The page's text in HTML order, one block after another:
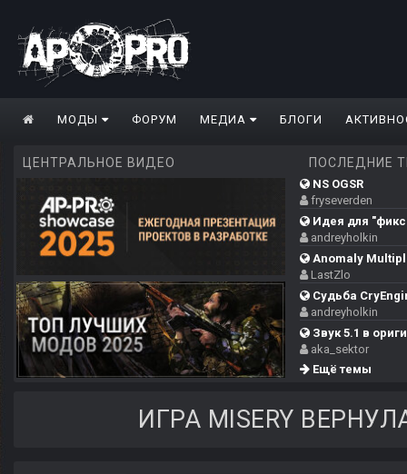
МОДЫ ФОРУМ МЕДИА БЛОГИ
ЦЕНТРАЛЬНОЕ ВИДЕО ПОСЛЕДНИЕ
NS OGSR
fryseverden
Идея для
andreyholkin
Anomaly
LastZlo
Судьба
andreyholkin
Звук 5.1 в
aka_sektor
Ещё темы
ИГРА MISERY